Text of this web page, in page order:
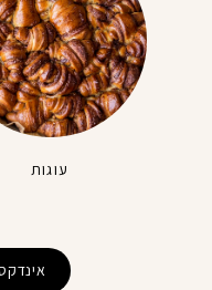
עוגות